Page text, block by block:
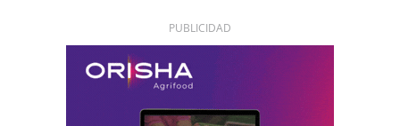
PUBLICIDAD